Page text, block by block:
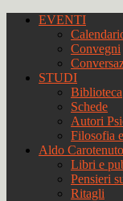
EVENTI
Convegni
STUDI
Biblioteca
Schede
Autori
Filosofia
Aldo Carotenuto
Libri e
Pensieri
Ritagli